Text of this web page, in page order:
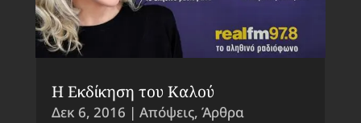
Η Εκδίκηση του Καλού
Δεκ 6, 2016 | Απόψεις, Άρθρα